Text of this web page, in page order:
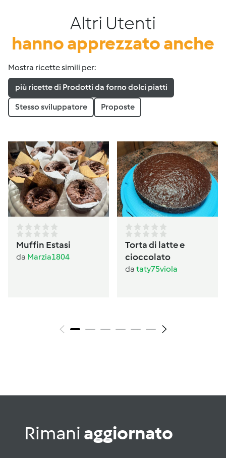
Altri Utenti
hanno apprezzato anche
Mostra ricette simili per:
più ricette di Prodotti da forno dolci piatti
Stesso sviluppatore Proposte
Muffin Estasi
da Marzia1804
Torta di latte e
cioccolato
da taty75viola
Rimani aggiornato